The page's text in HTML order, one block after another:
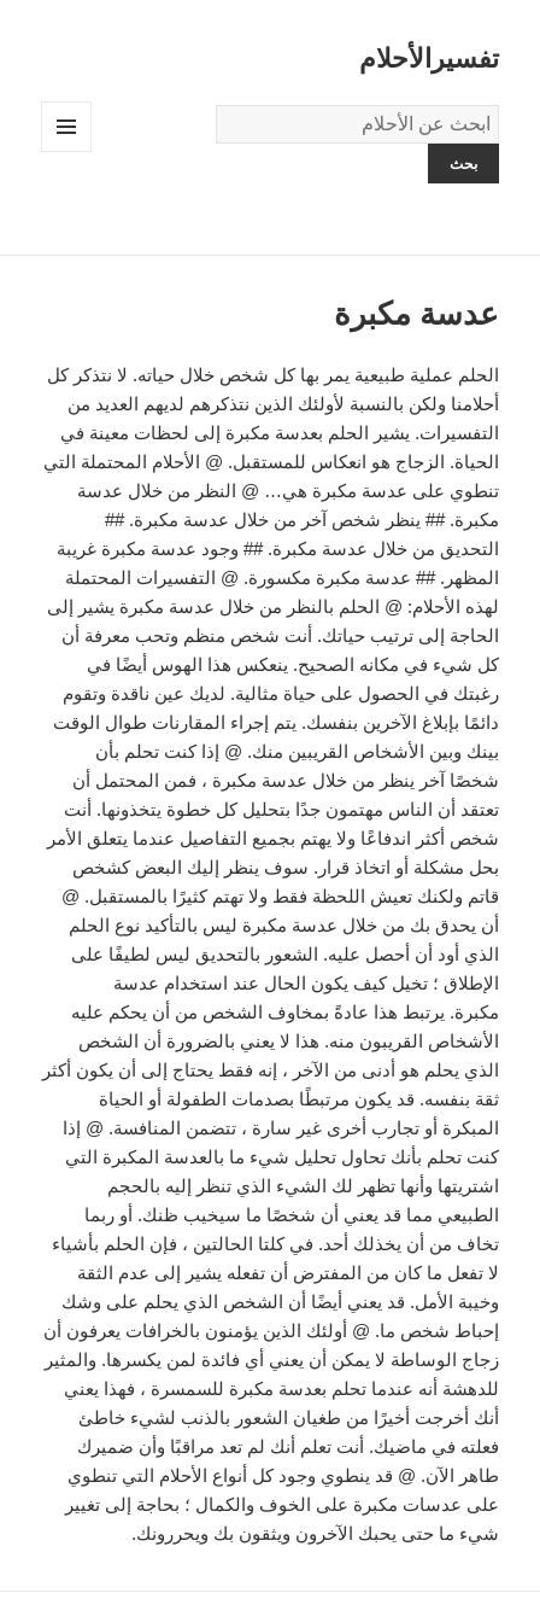
تفسيرالأحلام
قاموس
الاحلام:
عدسة مكبرة
الحلم عملية طبيعية يمر بها كل شخص خلال حياته. لا نتذكر كل
أحلامنا ولكن بالنسبة لأولئك الذين نتذكرهم لديهم العديد من
التفسيرات. يشير الحلم بعدسة مكبرة إلى لحظات معينة في
الحياة. الزجاج هو انعكاس للمستقبل. @ الأحلام المحتملة التي
تنطوي على عدسة مكبرة هي… @ النظر من خلال عدسة
مكبرة. ## ينظر شخص آخر من خلال عدسة مكبرة. ##
التحديق من خلال عدسة مكبرة. ## وجود عدسة مكبرة غريبة
المظهر. ## عدسة مكبرة مكسورة. @ التفسيرات المحتملة
لهذه الأحلام: @ الحلم بالنظر من خلال عدسة مكبرة يشير إلى
الحاجة إلى ترتيب حياتك. أنت شخص منظم وتحب معرفة أن
كل شيء في مكانه الصحيح. ينعكس هذا الهوس أيضًا في
رغبتك في الحصول على حياة مثالية. لديك عين ناقدة وتقوم
دائمًا بإبلاغ الآخرين بنفسك. يتم إجراء المقارنات طوال الوقت
بينك وبين الأشخاص القريبين منك. @ إذا كنت تحلم بأن
شخصًا آخر ينظر من خلال عدسة مكبرة ، فمن المحتمل أن
تعتقد أن الناس مهتمون جدًا بتحليل كل خطوة يتخذونها. أنت
شخص أكثر اندفاعًا ولا يهتم بجميع التفاصيل عندما يتعلق الأمر
بحل مشكلة أو اتخاذ قرار. سوف ينظر إليك البعض كشخص
قاتم ولكنك تعيش اللحظة فقط ولا تهتم كثيرًا بالمستقبل. @
أن يحدق بك من خلال عدسة مكبرة ليس بالتأكيد نوع الحلم
الذي أود أن أحصل عليه. الشعور بالتحديق ليس لطيفًا على
الإطلاق ؛ تخيل كيف يكون الحال عند استخدام عدسة
مكبرة. يرتبط هذا عادةً بمخاوف الشخص من أن يحكم عليه
الأشخاص القريبون منه. هذا لا يعني بالضرورة أن الشخص
الذي يحلم هو أدنى من الآخر ، إنه فقط يحتاج إلى أن يكون أكثر
ثقة بنفسه. قد يكون مرتبطًا بصدمات الطفولة أو الحياة
المبكرة أو تجارب أخرى غير سارة ، تتضمن المنافسة. @ إذا
كنت تحلم بأنك تحاول تحليل شيء ما بالعدسة المكبرة التي
اشتريتها وأنها تظهر لك الشيء الذي تنظر إليه بالحجم
الطبيعي مما قد يعني أن شخصًا ما سيخيب ظنك. أو ربما
تخاف من أن يخذلك أحد. في كلتا الحالتين ، فإن الحلم بأشياء
لا تفعل ما كان من المفترض أن تفعله يشير إلى عدم الثقة
وخيبة الأمل. قد يعني أيضًا أن الشخص الذي يحلم على وشك
إحباط شخص ما. @ أولئك الذين يؤمنون بالخرافات يعرفون أن
زجاج الوساطة لا يمكن أن يعني أي فائدة لمن يكسرها. والمثير
للدهشة أنه عندما تحلم بعدسة مكبرة للسمسرة ، فهذا يعني
أنك أخرجت أخيرًا من طغيان الشعور بالذنب لشيء خاطئ
فعلته في ماضيك. أنت تعلم أنك لم تعد مراقبًا وأن ضميرك
طاهر الآن. @ قد ينطوي وجود كل أنواع الأحلام التي تنطوي
على عدسات مكبرة على الخوف والكمال ؛ بحاجة إلى تغيير
شيء ما حتى يحبك الآخرون ويثقون بك ويحررونك.